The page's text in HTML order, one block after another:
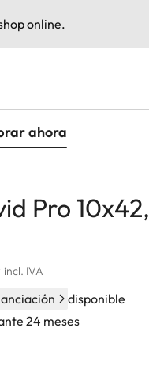
online.
ahora
Pro
incl. IVA
disponible
24 meses